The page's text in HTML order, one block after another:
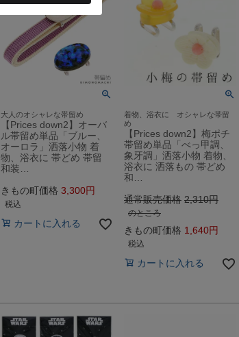
大人のオシャレな帯留め
【Prices down2】オーバ
ル帯留め単品「ブルー、
オーロラ」洒落小物 着
物、浴衣に 帯どめ 帯留
和装…
きもの町価格 3,300
税込
カートに入れる
着物、浴衣に オシャレな帯留
め
【Prices down2】梅ポチ
帯留め単品「べっ甲調、
象牙調」洒落小物 着物、
浴衣に 洒落もの 帯どめ
和…
通常販売価格 2,310
のところ
きもの町価格 1,640
税込
カートに入れる